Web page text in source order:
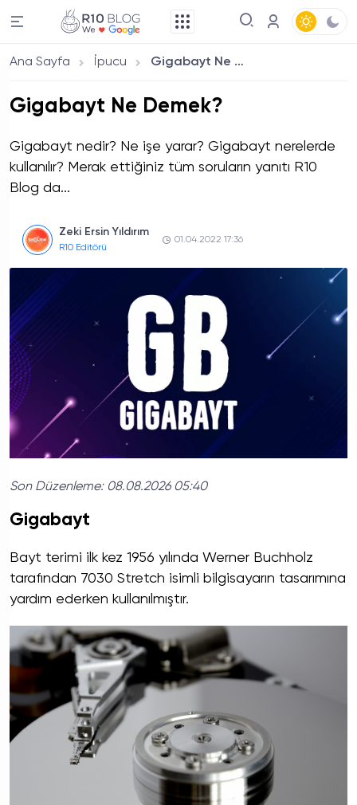
Ana Sayfa İpucu Gigabayt Ne Demek?
Gigabayt Ne Demek?
Gigabayt nedir? Ne işe yarar? Gigabayt nerelerde
kullanılır? Merak ettiğiniz tüm soruların yanıtı R10
Blog da...
Zeki Ersin Yıldırım
R10 Editörü
01.04.2022 17:36
Son Düzenleme: 08.08.2026 05:40
Gigabayt
Bayt terimi ilk kez 1956 yılında Werner Buchholz
tarafından 7030 Stretch isimli bilgisayarın tasarımına
yardım ederken kullanılmıştır.